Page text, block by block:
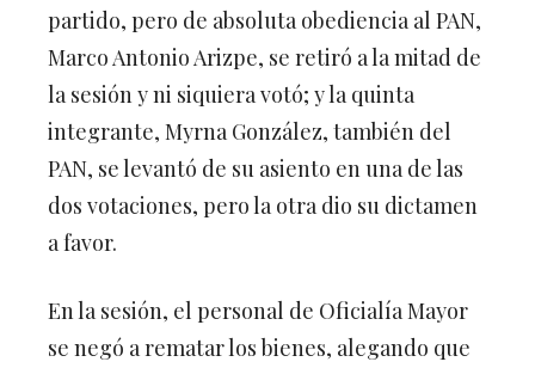
partido, pero de absoluta obediencia al PAN,
Marco Antonio Arizpe, se retiró a la mitad de
la sesión y ni siquiera votó; y la quinta
integrante, Myrna González, también del
PAN, se levantó de su asiento en una de las
dos votaciones, pero la otra dio su dictamen
a favor.
En la sesión, el personal de Oficialía Mayor
se negó a rematar los bienes, alegando que